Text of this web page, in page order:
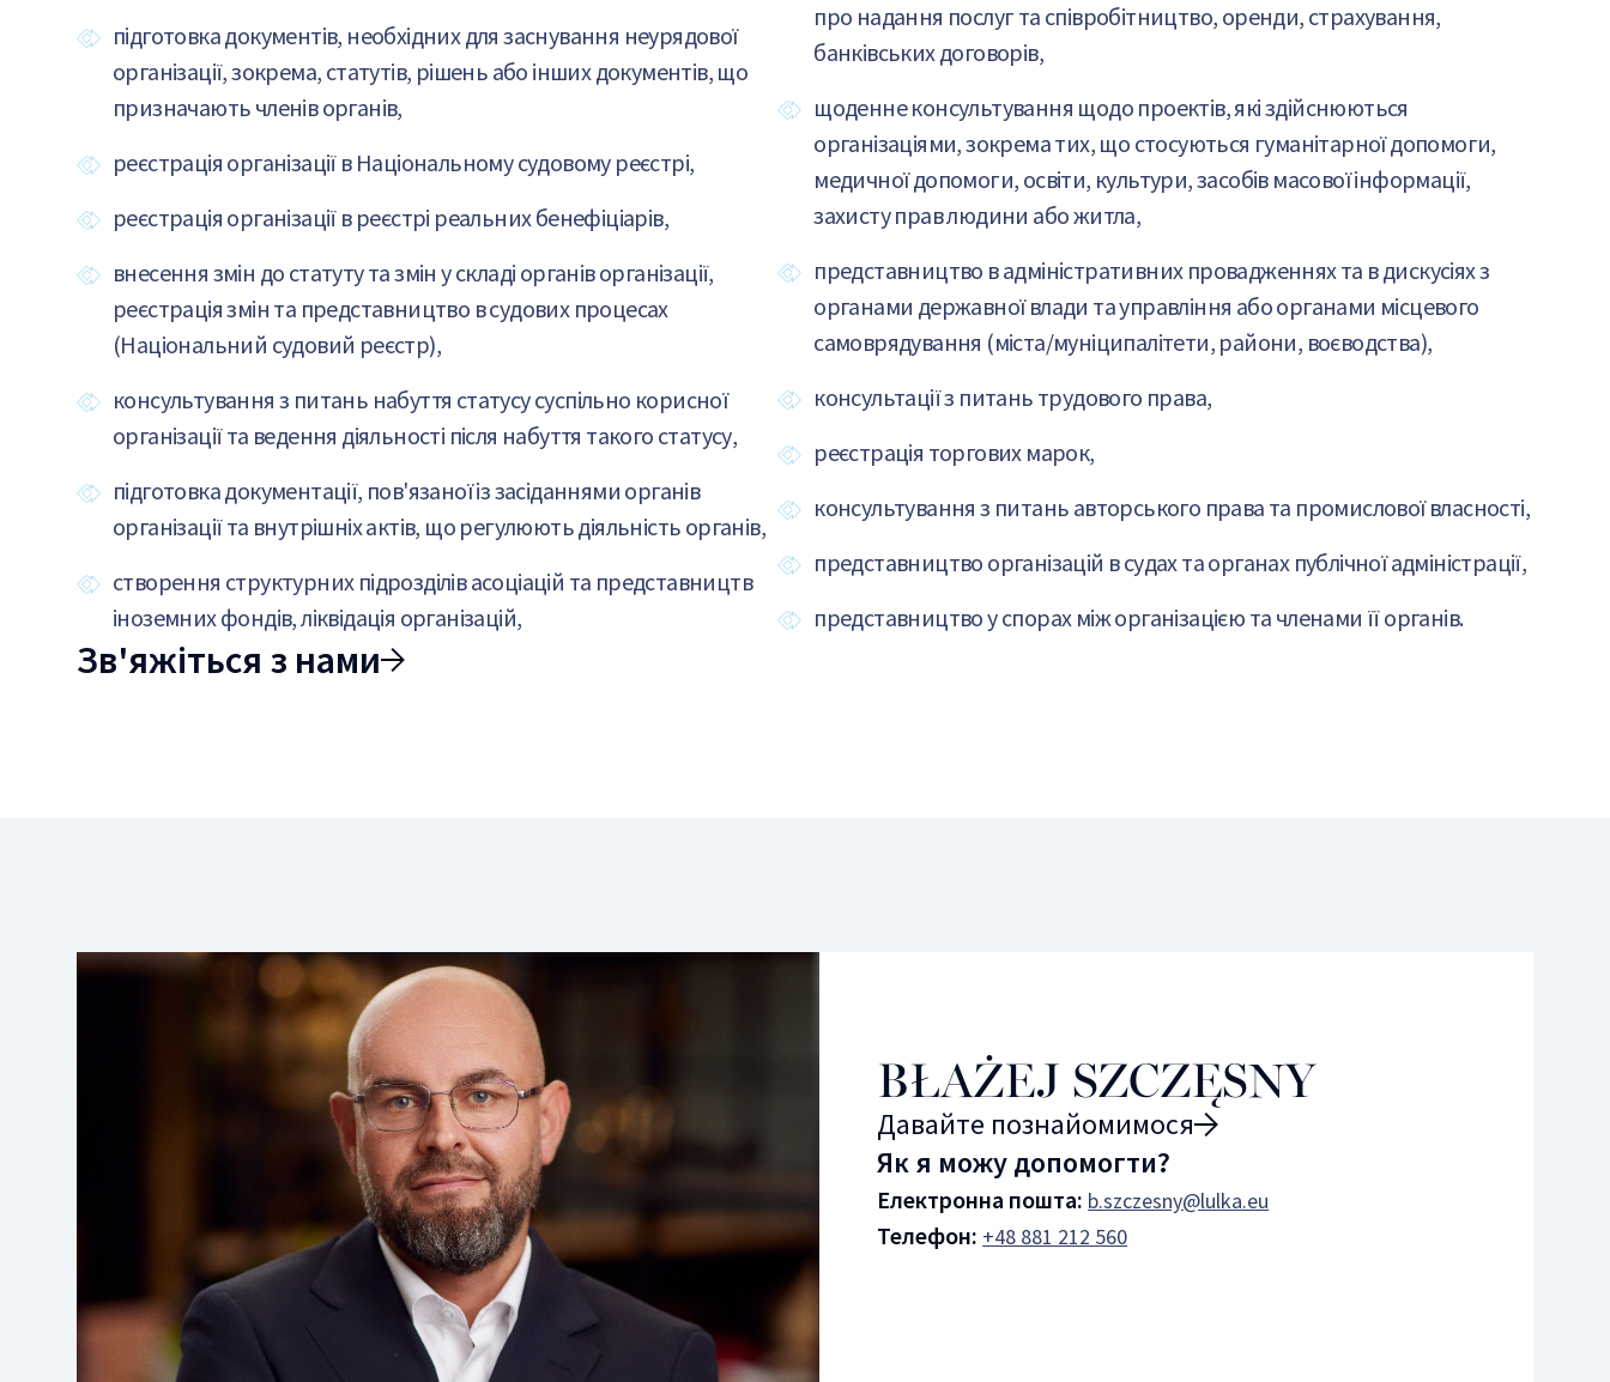
підготовка документів, необхідних для заснування неурядової
організації, зокрема, статутів, рішень або інших документів, що
призначають членів органів,
реєстрація організації в Національному судовому реєстрі,
реєстрація організації в реєстрі реальних бенефіціарів,
внесення змін до статуту та змін у складі органів організації,
реєстрація змін та представництво в судових процесах
(Національний судовий реєстр),
консультування з питань набуття статусу суспільно корисної
організації та ведення діяльності після набуття такого статусу,
підготовка документації, пов'язаної із засіданнями органів
організації та внутрішніх актів, що регулюють діяльність органів,
створення структурних підрозділів асоціацій та представництв
іноземних фондів, ліквідація організацій,
про надання послуг та співробітництво, оренди, страхування,
банківських договорів,
щоденне консультування щодо проектів, які здійснюються
організаціями, зокрема тих, що стосуються гуманітарної допомоги,
медичної допомоги, освіти, культури, засобів масової інформації,
захисту прав людини або житла,
представництво в адміністративних провадженнях та в дискусіях з
органами державної влади та управління або органами місцевого
самоврядування (міста/муніципалітети, райони, воєводства),
консультації з питань трудового права,
реєстрація торгових марок,
консультування з питань авторського права та промислової власності,
представництво організацій в судах та органах публічної адміністрації,
представництво у спорах між організацією та членами її органів.
Зв'яжіться з нами
BŁAŻEJ SZCZĘSNY
Давайте познайомимося
Як я можу допомогти?
Електронна пошта: b.szczesny@lulka.eu
Телефон: +48 881 212 560